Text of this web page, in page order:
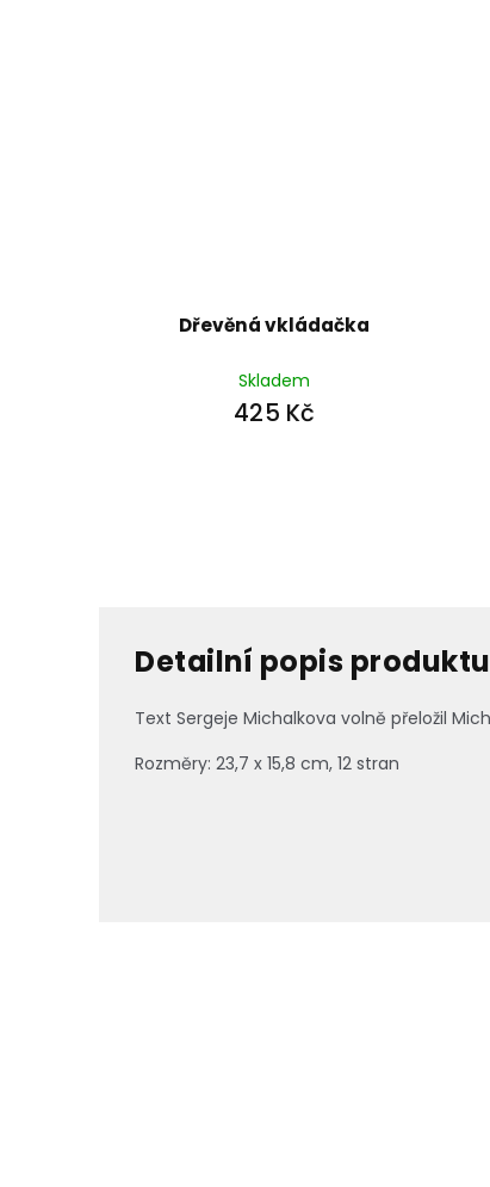
Dřevěná vkládačka
Skladem
425 Kč
Detailní popis produktu
Text Sergeje Michalkova volně přeložil
Rozměry: 23,7 x 15,8 cm, 12 stran